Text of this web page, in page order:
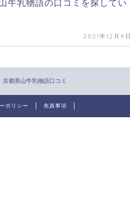
牛乳物語の口コミを探してい
2021年12月9
京都美山牛乳物語口コミ
ポリシー 免責事項